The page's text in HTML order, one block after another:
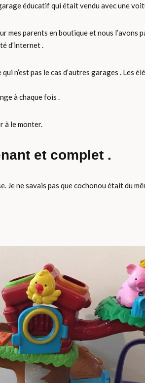
éducatif qui était vendu avec une
mes parents en boutique et nous l’avons
d’internet .
n’est pas le cas d’autres garages . Les
à chaque fois .
à le monter.
et complet .
ne savais pas que cochonou était du